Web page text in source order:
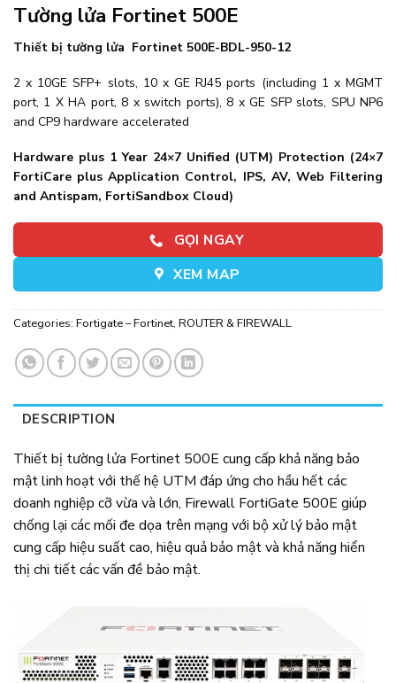
Tường lửa Fortinet 500E
Thiết bị tường lửa Fortinet 500E-BDL-950-12
2 x 10GE SFP+ slots, 10 x GE RJ45 ports (including 1 x MGMT
port, 1 X HA port, 8 x switch ports), 8 x GE SFP slots, SPU NP6
and CP9 hardware accelerated
Hardware plus 1 Year 24×7 Unified (UTM) Protection (24×7
FortiCare plus Application Control, IPS, AV, Web Filtering
and Antispam, FortiSandbox Cloud)
GỌI NGAY
XEM MAP
Categories: Fortigate – Fortinet, ROUTER & FIREWALL
DESCRIPTION
Thiết bị tường lửa Fortinet 500E cung cấp khả năng bảo
mật linh hoạt với thế hệ UTM đáp ứng cho hầu hết các
doanh nghiệp cỡ vừa và lớn, Firewall FortiGate 500E giúp
chống lại các mối đe dọa trên mạng với bộ xử lý bảo mật
cung cấp hiệu suất cao, hiệu quả bảo mật và khả năng hiển
thị chi tiết các vấn đề bảo mật.